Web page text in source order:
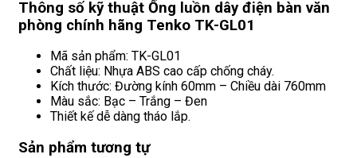
Thông số kỹ thuật Ống luồn dây điện bàn văn
phòng chính hãng Tenko TK-GL01
Mã sản phẩm: TK-GL01
Chất liệu: Nhựa ABS cao cấp chống cháy.
Kích thước: Đường kính 60mm – Chiều dài 760mm
Màu sắc: Bạc – Trắng – Đen
Thiết kế dễ dàng tháo lắp.
Sản phẩm tương tự